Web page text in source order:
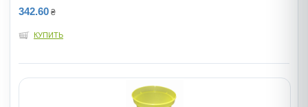
342.60 ₴
КУПИТЬ